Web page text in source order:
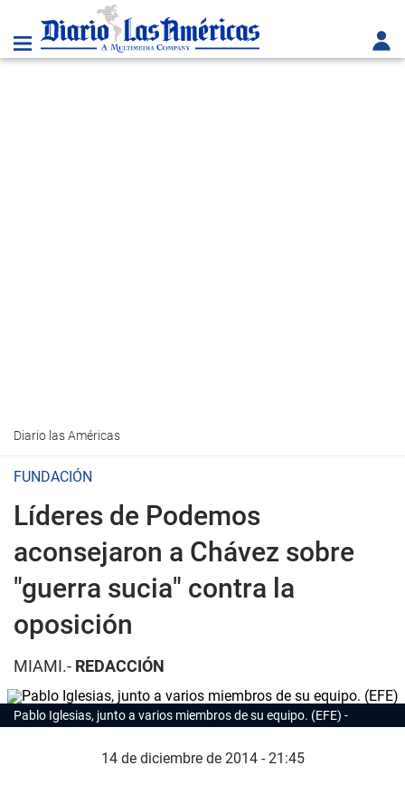
Diario las Américas
FUNDACIÓN
Líderes de Podemos
aconsejaron a Chávez sobre
"guerra sucia" contra la
oposición
MIAMI.- REDACCIÓN
Pablo Iglesias, junto a varios miembros de su equipo. (EFE)
14 de diciembre de 2014 - 21:45